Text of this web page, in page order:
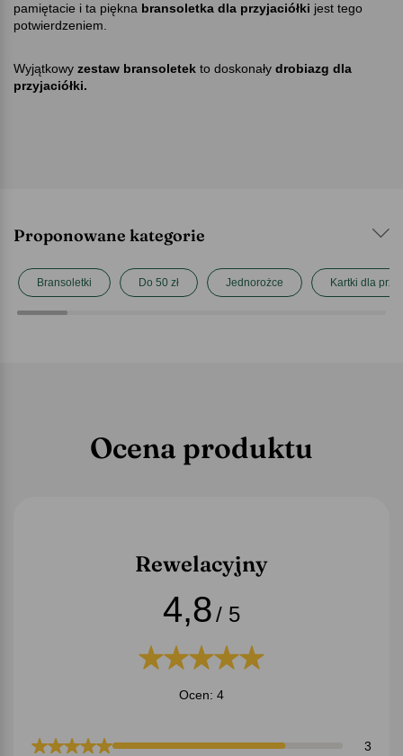
pamiętacie i ta piękna bransoletka dla przyjaciółki jest tego
potwierdzeniem.
Wyjątkowy zestaw bransoletek to doskonały drobiazg dla
przyjaciółki.
Proponowane kategorie
Bransoletki Do 50 zł Jednorożce Kartki dla
Ocena produktu
Rewelacyjny
4,8/ 5
Ocen: 4
3